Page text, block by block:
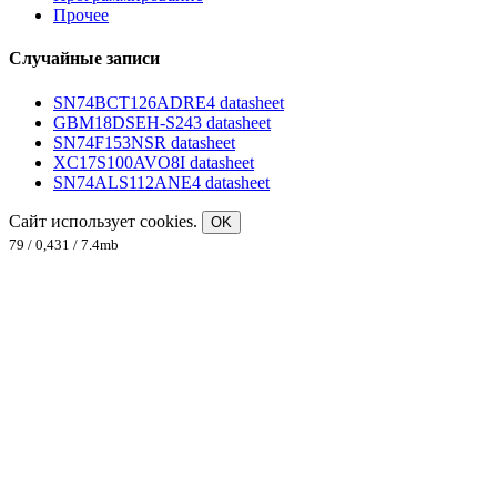
Прочее
Случайные записи
SN74BCT126ADRE4 datasheet
GBM18DSEH-S243 datasheet
SN74F153NSR datasheet
XC17S100AVO8I datasheet
SN74ALS112ANE4 datasheet
Сайт использует cookies.
OK
79 / 0,431 / 7.4mb